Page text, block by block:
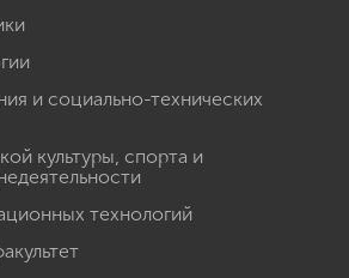
и социально-технических
культуры, спорта и
технологий